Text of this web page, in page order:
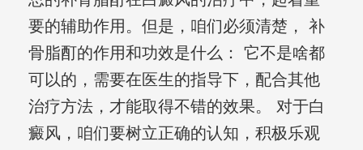
要的辅助作用。但是，咱们必须清楚， 补
骨脂酊的作用和功效是什么： 它不是啥都
可以的，需要在医生的指导下，配合其他
治疗方法，才能取得不错的效果。 对于白
癜风，咱们要树立正确的认知，积极乐观